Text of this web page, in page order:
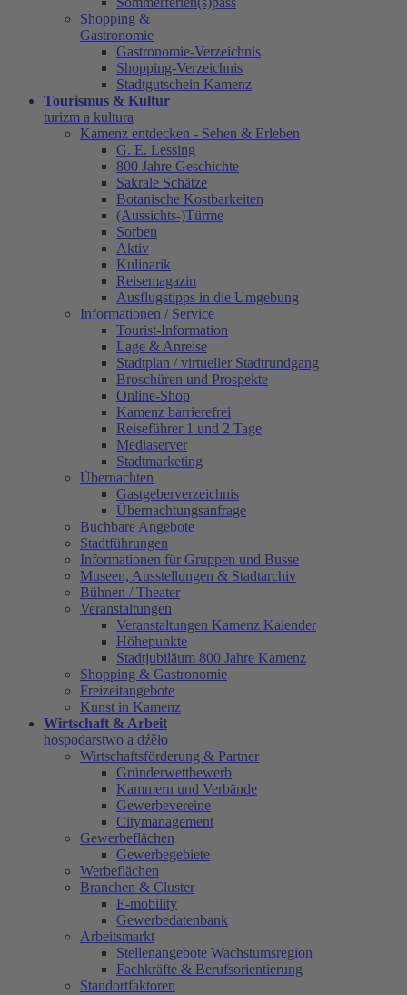
Shopping &
Gastronomie
Gastronomie-Verzeichnis
Shopping-Verzeichnis
Stadtgutschein Kamenz
Tourismus & Kultur
turizm a kultura
Kamenz entdecken - Sehen & Erleben
G. E. Lessing
800 Jahre Geschichte
Sakrale Schätze
Botanische Kostbarkeiten
(Aussichts-)Türme
Sorben
Aktiv
Kulinarik
Reisemagazin
Ausflugstipps in die Umgebung
Informationen / Service
Tourist-Information
Lage & Anreise
Stadtplan / virtueller Stadtrundgang
Broschüren und Prospekte
Online-Shop
Kamenz barrierefrei
Reiseführer 1 und 2 Tage
Mediaserver
Stadtmarketing
Übernachten
Gastgeberverzeichnis
Übernachtungsanfrage
Buchbare Angebote
Stadtführungen
Informationen für Gruppen und Busse
Museen, Ausstellungen & Stadtarchiv
Bühnen / Theater
Veranstaltungen
Veranstaltungen Kamenz Kalender
Höhepunkte
Stadtjubiläum 800 Jahre Kamenz
Shopping & Gastronomie
Freizeitangebote
Kunst in Kamenz
Wirtschaft & Arbeit
hospodarstwo a dźěło
Wirtschaftsförderung & Partner
Gründerwettbewerb
Kammern und Verbände
Gewerbevereine
Citymanagement
Gewerbeflächen
Gewerbegebiete
Werbeflächen
Branchen & Cluster
E-mobility
Gewerbedatenbank
Arbeitsmarkt
Stellenangebote Wachstumsregion
Fachkräfte & Berufsorientierung
Standortfaktoren